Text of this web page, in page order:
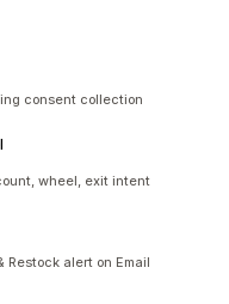
consent collection
wheel, exit intent
Restock alert on Email